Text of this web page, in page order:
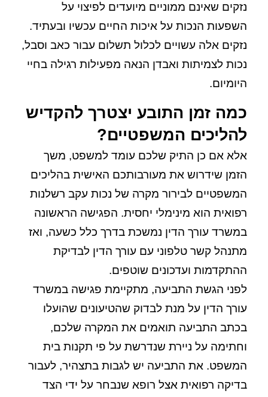
נזקים שאינם ממוניים מיועדים לפיצוי על
השפעות הנכות על איכות החיים עכשיו ובעתיד.
נזקים אלה עשויים לכלול תשלום עבור כאב וסבל,
נכות לצמיתות ואבדן הנאה מפעילות רגילה בחיי
היומיום.
כמה זמן התובע יצטרך להקדיש
להליכים המשפטיים?
אלא אם כן התיק שלכם עומד למשפט, משך
הזמן שידרוש את מעורבותכם האישית בהליכים
המשפטיים לבירור מקרה של נכות עקב רשלנות
רפואית הוא מינימלי יחסית. הפגישה הראשונה
במשרד עורך הדין נמשכת בדרך כלל כשעה, ואז
מתנהל קשר טלפוני עם עורך הדין לבדיקת
ההתקדמות ועדכונים שוטפים.
לפני הגשת התביעה, מתקיימת פגישה במשרד
עורך הדין על מנת לבדוק שהטיעונים שהועלו
בכתב התביעה תואמים את המקרה שלכם,
וחתימה על ניירת שנדרשת על פי תקנות בית
המשפט. את התביעה יש לגבות בתצהיר, לעבור
בדיקה רפואית אצל רופא שנבחר על ידי הצד